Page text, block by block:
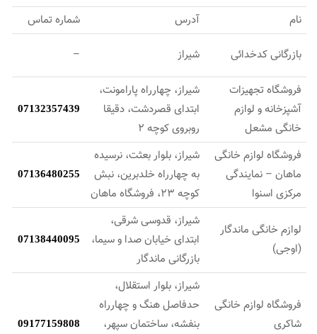
نام آدرس شماره تماس
بازرگانی کدخدائی شیراز –
فروشگاه تجهیزات
آشپزخانه و لوازم
خانگی مشعل
شیراز، چهارراه پارامونت،
ابتدای قصردشت، دقیقا
روبروی کوچه 2
07132357439
فروشگاه لوازم خانگی
ماهان – نمایندگی
مرکزی اسنوا
شیراز، بلوار بعثت، نرسیده
به چهارراه خلدبرین، نبش‌
کوچه 23، فروشگاه ماهان
07136480255
لوازم خانگی ماندگار
(اوجی)
شیراز، قدوسی شرقی،
ابتدای خیابان صدا و سیما،
بازرگانی ماندگار
07138440095
فروشگاه لوازم خانگی
شاکری
شیراز، بلوار استقلال،
حدفاصل هنگ و چهارراه
بنفشه، ساختمان سپهر،
09177159808